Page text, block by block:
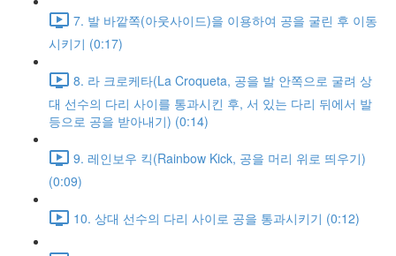
7. 발 바깥쪽(아웃사이드)을 이용하여 공을 굴린 후 이동
시키기 (0:17)
8. 라 크로케타(La Croqueta, 공을 발 안쪽으로 굴려 상
대 선수의 다리 사이를 통과시킨 후, 서 있는 다리 뒤에서 발
등으로 공을 받아내기) (0:14)
9. 레인보우 킥(Rainbow Kick, 공을 머리 위로 띄우기)
(0:09)
10. 상대 선수의 다리 사이로 공을 통과시키기 (0:12)